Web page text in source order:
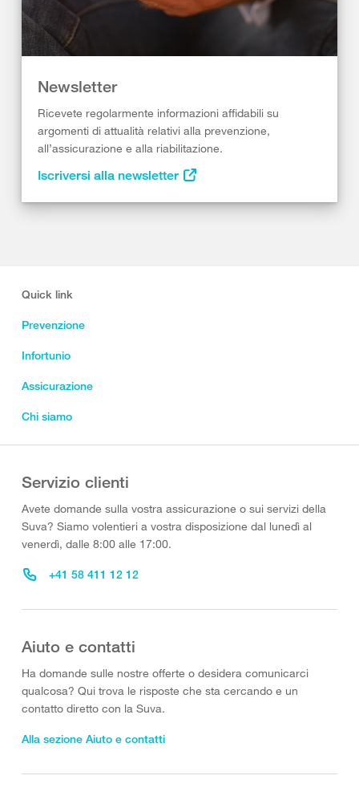
Newsletter
Ricevete regolarmente informazioni affidabili su
argomenti di attualità relativi alla prevenzione,
all’assicurazione e alla riabilitazione.
Iscriversi alla newsletter
Quick link
Prevenzione
Infortunio
Assicurazione
Chi siamo
Servizio clienti
Avete domande sulla vostra assicurazione o sui servizi della
Suva? Siamo volentieri a vostra disposizione dal lunedì al
venerdì, dalle 8:00 alle 17:00.
+41 58 411 12 12
Aiuto e contatti
Ha domande sulle nostre offerte o desidera comunicarci
qualcosa? Qui trova le risposte che sta cercando e un
contatto diretto con la Suva.
Alla sezione Aiuto e contatti